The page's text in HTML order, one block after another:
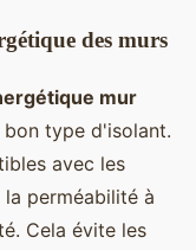
des murs
mur
type d'isolant.
avec les
perméabilité à
Cela évite les